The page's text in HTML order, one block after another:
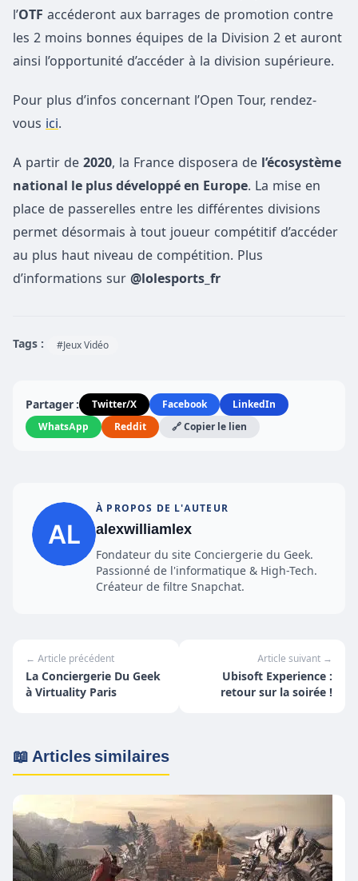
l’OTF accéderont aux barrages de promotion contre
les 2 moins bonnes équipes de la Division 2 et auront
ainsi l’opportunité d’accéder à la division supérieure.
Pour plus d’infos concernant l’Open Tour, rendez-
vous ici.
A partir de 2020, la France disposera de l’écosystème
national le plus développé en Europe. La mise en
place de passerelles entre les différentes divisions
permet désormais à tout joueur compétitif d’accéder
au plus haut niveau de compétition. Plus
d’informations sur @lolesports_fr
Tags : #Jeux Vidéo
Partager : Twitter/X Facebook
LinkedIn
WhatsApp
Reddit 🔗 Copier le lien
À PROPOS DE L'AUTEUR
alexwilliamlex
Fondateur du site Conciergerie du Geek.
Passionné de l'informatique & High-Tech.
Créateur de filtre Snapchat.
← Article précédent
La Conciergerie Du Geek
à Virtuality Paris
Article suivant →
Ubisoft Experience :
retour sur la soirée !
📖 Articles similaires